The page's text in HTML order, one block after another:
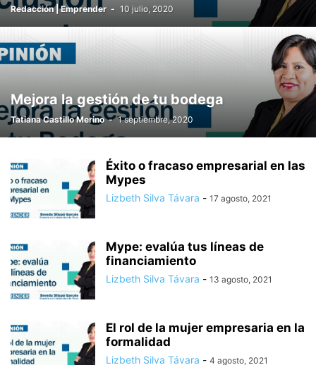
Redacción | Emprender - 10 julio, 2020
Mejora la gestión de tu bodega
Tatiana Castillo Merino - 1 septiembre, 2020
Éxito o fracaso empresarial en las
Mypes
Lizbeth Silva Távara - 17 agosto, 2021
Mype: evalúa tus líneas de
financiamiento
Lizbeth Silva Távara - 13 agosto, 2021
El rol de la mujer empresaria en la
formalidad
Lizbeth Silva Távara - 4 agosto, 2021